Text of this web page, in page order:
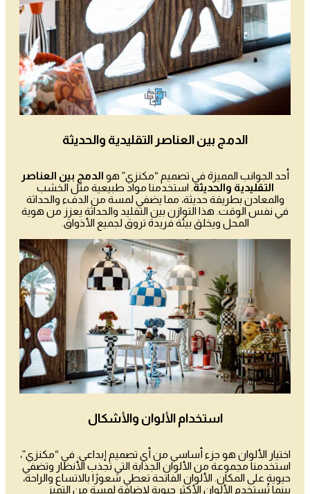
الدمج بين العناصر التقليدية والحديثة
أحد الجوانب المميزة في تصميم “مكنزي” هو الدمج بين العناصر
التقليدية والحديثة . استخدمنا مواد طبيعية مثل الخشب
والمعادن بطريقة حديثة، مما يضفي لمسة من الدفء والحداثة
في نفس الوقت. هذا التوازن بين التقليد والحداثة يعزز من هوية
المحل ويخلق بيئة فريدة تروق لجميع الأذواق.
استخدام الألوان والأشكال
اختيار الألوان هو جزء أساسي من أي تصميم إبداعي. في “مكنزي”،
استخدمنا مجموعة من الألوان الجذابة التي تجذب الأنظار وتضفي
حيوية على المكان. الألوان الفاتحة تعطي شعورًا بالاتساع والراحة،
بينما تُستخدم الألوان الأكثر حيوية لإضافة لمسة من التميز